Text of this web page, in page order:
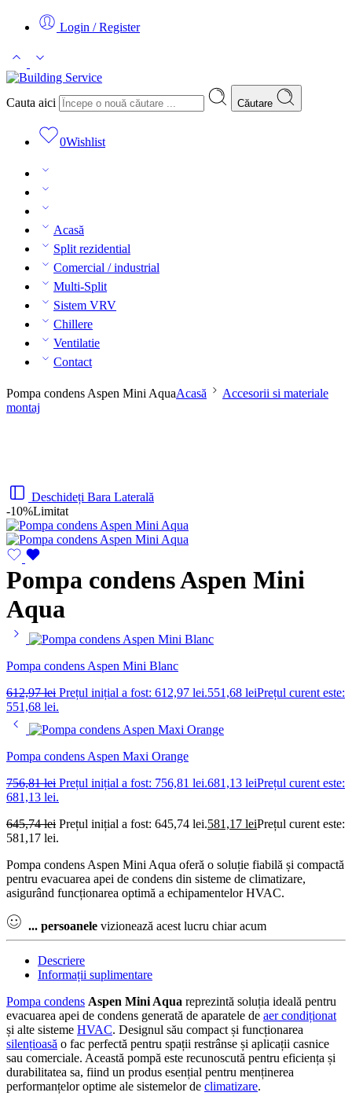
Login / Register
Cauta aici Căutare
0Wishlist
Acasă
Split rezidential
Comercial / industrial
Multi-Split
Sistem VRV
Chillere
Ventilatie
Contact
Pompa condens Aspen Mini AquaAcasă
Accesorii si materiale
montaj
Deschideți Bara Laterală
-10%Limitat
Pompa condens Aspen Mini
Aqua
Pompa condens Aspen Mini Blanc
612,97lei Prețul inițial a fost: 612,97 lei.551,68 leiPrețul curent este:
551,68 lei.
Pompa condens Aspen Maxi Orange
756,81lei Prețul inițial a fost: 756,81 lei.681,13 leiPrețul curent este:
681,13 lei.
645,74lei Prețul inițial a fost: 645,74 lei.581,17 leiPrețul curent este:
581,17 lei.
Pompa condens Aspen Mini Aqua oferă o soluție fiabilă și compactă
pentru evacuarea apei de condens din sisteme de climatizare,
asigurând funcționarea optimă a echipamentelor HVAC.
... persoanele vizionează acest lucru chiar acum
Descriere
Informații suplimentare
Pompa condens Aspen Mini Aqua reprezintă soluția ideală pentru
evacuarea apei de condens generată de aparatele de aer condiționat
și alte sisteme HVAC. Designul său compact și funcționarea
silențioasă o fac perfectă pentru spații restrânse și aplicații casnice
sau comerciale. Această pompă este recunoscută pentru eficiența și
durabilitatea sa, fiind un produs esențial pentru menținerea
performanțelor optime ale sistemelor de climatizare.